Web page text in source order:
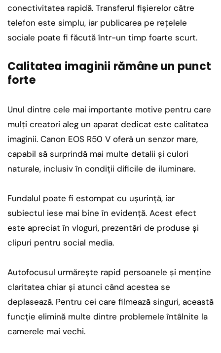
conectivitatea rapidă. Transferul fișierelor către
telefon este simplu, iar publicarea pe rețelele
sociale poate fi făcută într-un timp foarte scurt.
Calitatea imaginii rămâne un punct
forte
Unul dintre cele mai importante motive pentru care
mulți creatori aleg un aparat dedicat este calitatea
imaginii. Canon EOS R50 V oferă un senzor mare,
capabil să surprindă mai multe detalii și culori
naturale, inclusiv în condiții dificile de iluminare.
Fundalul poate fi estompat cu ușurință, iar
subiectul iese mai bine în evidență. Acest efect
este apreciat în vloguri, prezentări de produse și
clipuri pentru social media.
Autofocusul urmărește rapid persoanele și menține
claritatea chiar și atunci când acestea se
deplasează. Pentru cei care filmează singuri, această
funcție elimină multe dintre problemele întâlnite la
camerele mai vechi.